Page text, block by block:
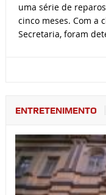
uma série de
cinco meses. Com a
Secretaria, foram
ENTRETENIMENTO